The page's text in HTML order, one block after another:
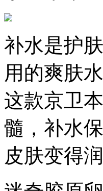
补水是护
用的爽肤
这款京卫
髓，补水
皮肤变得